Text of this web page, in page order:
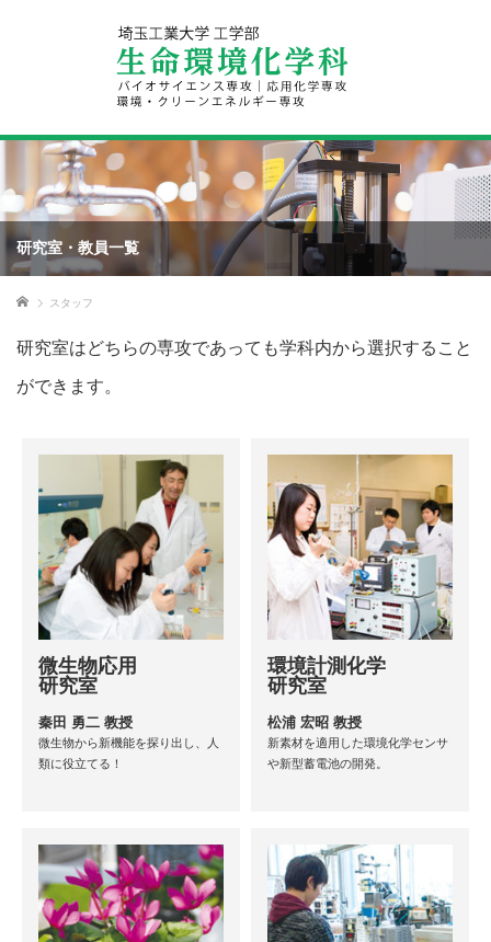
研究室・教員一覧
ホーム スタッフ
研究室はどちらの専攻であっても学科内から選択すること
ができます。
微生物応用
研究室
秦田 勇二 教授
微生物から新機能を探り出し、人
類に役立てる！
環境計測化学
研究室
松浦 宏昭 教授
新素材を適用した環境化学センサ
や新型蓄電池の開発。